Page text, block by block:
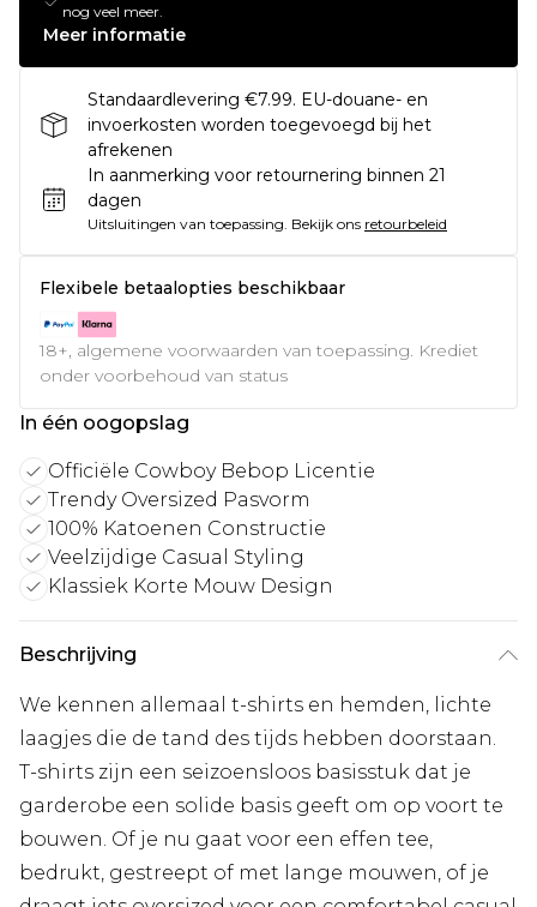
nog veel meer.
Meer informatie
Standaardlevering €7.99. EU-douane- en
invoerkosten worden toegevoegd bij het
afrekenen
In aanmerking voor retournering binnen 21
dagen
Uitsluitingen van toepassing. Bekijk ons retourbeleid
Flexibele betaalopties beschikbaar
18+, algemene voorwaarden van toepassing. Krediet
onder voorbehoud van status
In één oogopslag
Officiële Cowboy Bebop Licentie
Trendy Oversized Pasvorm
100% Katoenen Constructie
Veelzijdige Casual Styling
Klassiek Korte Mouw Design
Beschrijving
We kennen allemaal t-shirts en hemden, lichte
laagjes die de tand des tijds hebben doorstaan.
T-shirts zijn een seizoensloos basisstuk dat je
garderobe een solide basis geeft om op voort te
bouwen. Of je nu gaat voor een effen tee,
bedrukt, gestreept of met lange mouwen, of je